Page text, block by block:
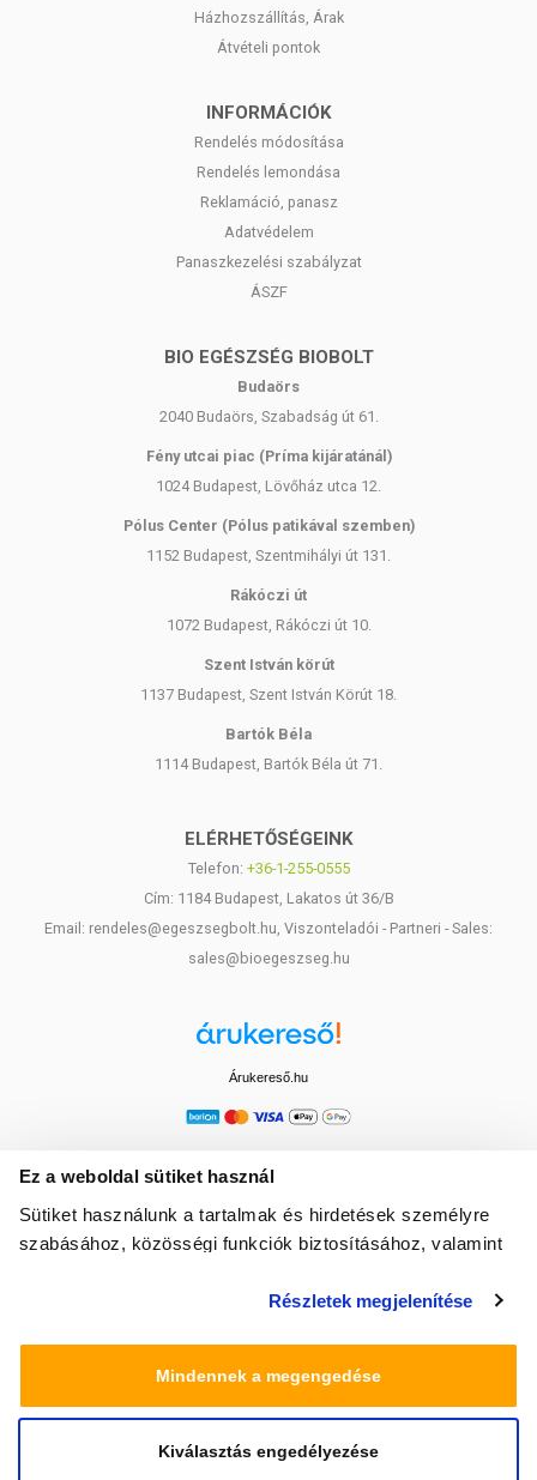
Ez a weboldal sütiket használ
Sütiket használunk a tartalmak és hirdetések személyre
szabásához, közösségi funkciók biztosításához, valamint
média-, hirdető- és elemező partnereinkkel megosztjuk az
amelyeket Ön adott meg számukra vagy az Ön által
használt más szolgáltatásokból gyűjtöttek.
Részletek megjelenítése
Mindennek a megengedése
Kiválasztás engedélyezése
Házhozszállítás, Árak
Átvételi pontok
INFORMÁCIÓK
Rendelés módosítása
Rendelés lemondása
Reklamáció, panasz
Adatvédelem
Panaszkezelési szabályzat
ÁSZF
BIO EGÉSZSÉG BIOBOLT
Budaörs
2040 Budaörs, Szabadság út 61.
Fény utcai piac (Príma kijáratánál)
1024 Budapest, Lövőház utca 12.
Pólus Center (Pólus patikával szemben)
1152 Budapest, Szentmihályi út 131.
Rákóczi út
1072 Budapest, Rákóczi út 10.
Szent István körút
1137 Budapest, Szent István Körút 18.
Bartók Béla
1114 Budapest, Bartók Béla út 71.
ELÉRHETŐSÉGEINK
Telefon: +36-1-255-0555
Cím: 1184 Budapest, Lakatos út 36/B
Email: rendeles@egeszsegbolt.hu, Viszonteladói - Partneri - Sales:
sales@bioegeszseg.hu
Árukereső.hu